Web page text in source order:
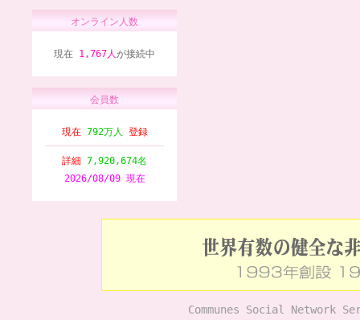
オンライン人数
現在 1,767人が接続中
会員数
現在 792万人 登録
詳細 7,920,674名
2026/08/09 現在
Communes Social Network